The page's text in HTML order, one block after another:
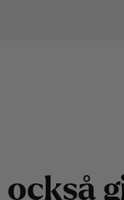
också g